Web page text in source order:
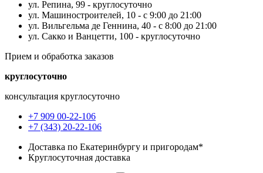
ул. Репина, 99 - круглосуточно
ул. Машиностроителей, 10 - с 9:00 до 21:00
ул. Вильгельма де Геннина, 40 - с 8:00 до 21:00
ул. Сакко и Ванцетти, 100 - круглосуточно
Прием и обработка заказов
круглосуточно
консультация круглосуточно
+7 909 00-22-106
+7 (343) 20-22-106
Доставка по Екатеринбургу и пригородам*
Круглосуточная доставка